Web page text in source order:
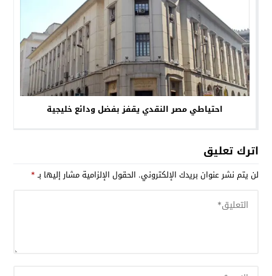
احتياطي مصر النقدي يقفز بفضل ودائع خليجية
اترك تعليق
لن يتم نشر عنوان بريدك الإلكتروني. الحقول الإلزامية مشار إليها بـ*